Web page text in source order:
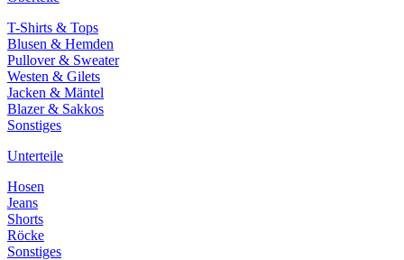
T-Shirts & Tops
Blusen & Hemden
Pullover & Sweater
Westen & Gilets
Jacken & Mäntel
Blazer & Sakkos
Sonstiges
Unterteile
Hosen
Jeans
Shorts
Röcke
Sonstiges